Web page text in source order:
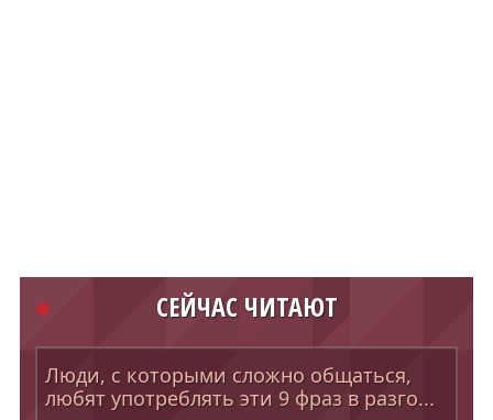
СЕЙЧАС ЧИТАЮТ
Люди, с которыми сложно общаться,
любят употреблять эти 9 фраз в разго...